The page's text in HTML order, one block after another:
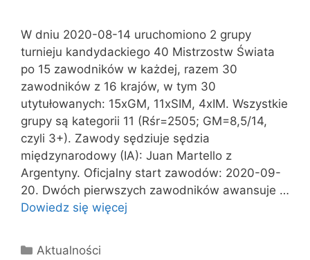
W dniu 2020-08-14 uruchomiono 2 grupy
turnieju kandydackiego 40 Mistrzostw Świata
po 15 zawodników w każdej, razem 30
zawodników z 16 krajów, w tym 30
utytułowanych: 15xGM, 11xSIM, 4xIM. Wszystkie
grupy są kategorii 11 (Rśr=2505; GM=8,5/14,
czyli 3+). Zawody sędziuje sędzia
międzynarodowy (IA): Juan Martello z
Argentyny. Oficjalny start zawodów: 2020-09-
20. Dwóch pierwszych zawodników awansuje …
Dowiedz się więcej
Kategorie
Aktualności